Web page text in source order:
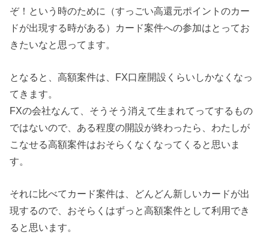
ぞ！という時のために（すっごい高還元ポイントのカー
ドが出現する時がある）カード案件への参加はとってお
きたいなと思ってます。
となると、高額案件は、FX口座開設くらいしかなくなっ
てきます。
FXの会社なんて、そうそう消えて生まれてってするもの
ではないので、ある程度の開設が終わったら、わたしが
こなせる高額案件はおそらくなくなってくると思いま
す。
それに比べてカード案件は、どんどん新しいカードが出
現するので、おそらくはずっと高額案件として利用でき
ると思います。